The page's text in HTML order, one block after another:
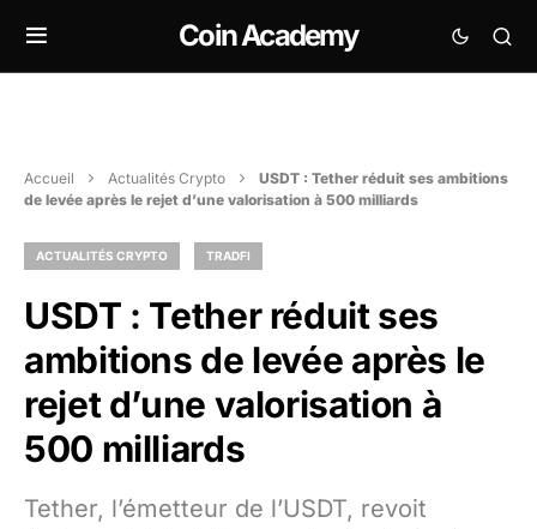
Coin Academy
Accueil Actualités Crypto
USDT : Tether réduit ses ambitions
de levée après le rejet d’une valorisation à 500 milliards
ACTUALITÉS CRYPTO TRADFI
USDT : Tether réduit ses
ambitions de levée après le
rejet d’une valorisation à
500 milliards
Tether, l’émetteur de l’USDT, revoit